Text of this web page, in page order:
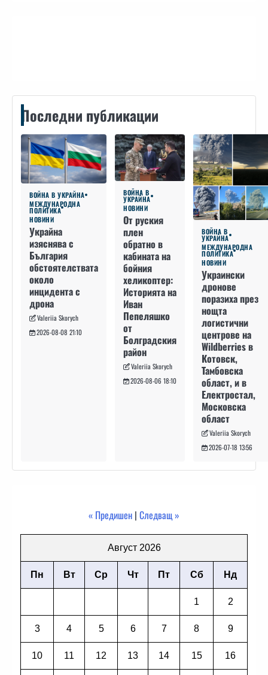
Последни публикации
ВОЙНА В УКРАЙНА
МЕЖДУНАРОДНА
ПОЛИТИКА
НОВИНИ
Украйна
изяснява с
България
обстоятелствата
около
инцидента с
дрона
Valeriia Skorych
2026-08-08 21:10
ВОЙНА В
УКРАЙНА
НОВИНИ
От руския
плен
обратно в
кабината на
бойния
хеликоптер:
Историята на
Иван
Пепеляшко
от
Болградския
район
Valeriia Skorych
2026-08-06 18:10
ВОЙНА В
УКРАЙНА
МЕЖДУНАРОДНА
ПОЛИТИКА
НОВИНИ
Украински
дронове
поразиха през
нощта
логистични
центрове на
Wildberries в
Котовск,
Тамбовска
област, и в
Електростал,
Московска
област
Valeriia Skorych
2026-07-18 13:56
« Предишен | Следващ »
Август 2026
Пн Вт Ср Чт Пт Сб Нд
1 2
3 4 5 6 7 8 9
10 11 12 13 14 15 16